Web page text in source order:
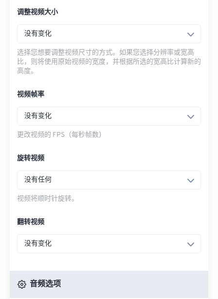
调整视频大小
没有变化
选择您想要调整视频尺寸的方式。如果您选择分辨率或宽高
比，则将使用原始视频的宽度，并根据所选的宽高比计算新的
高度。
视频帧率
没有变化
更改视频的 FPS（每秒帧数）
旋转视频
没有任何
视频将顺时针旋转。
翻转视频
没有变化
音频选项